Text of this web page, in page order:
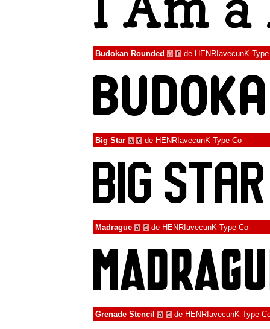
Budokan Rounded à € de HENRIavecunK
Big Star à € de HENRIavecunK Type Co
Madrague à € de HENRIavecunK Type Co
Grenade Stencil à € de HENRIavecunK Type